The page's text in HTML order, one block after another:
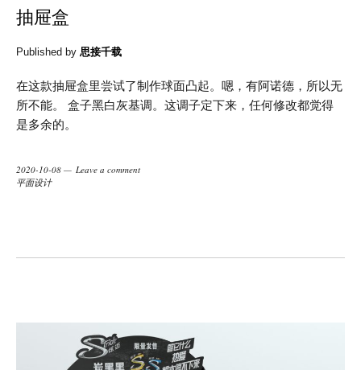
抽屉盒
Published by 思接千载
在这款抽屉盒里尝试了制作球面凸起。嗯，有阿诺德，所以无
所不能。 盒子黑白灰基调。这调子定下来，任何修改都觉得
是多余的。
2020-10-08
Leave a comment
平面设计